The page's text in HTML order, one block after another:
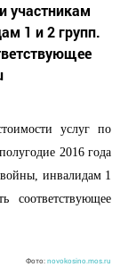
участникам
1 и 2 групп.
услуг по
2016 года
инвалидам 1
соответствующее
Фото: novokosino.mos.ru